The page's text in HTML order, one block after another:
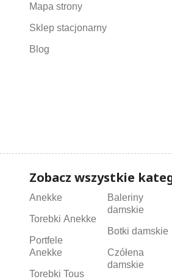
Mapa strony
Sklep stacjonarny
Blog
Zobacz wszystkie
Anekke
Torebki Anekke
Portfele
Anekke
Torebki Tous
Baleriny
damskie
Botki damskie
Czółena
damskie